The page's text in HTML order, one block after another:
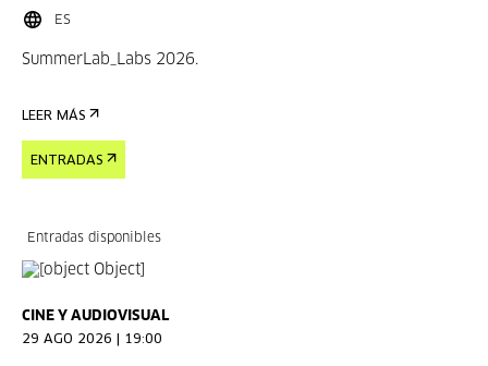
ES
SummerLab_Labs 2026.
LEER MÁS
ENTRADAS
Entradas disponibles
CINE Y AUDIOVISUAL
29 AGO 2026 | 19:00